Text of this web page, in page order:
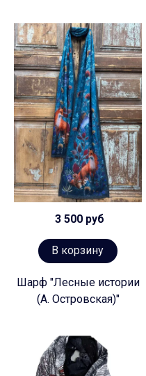
3 500 руб
В корзину
Шарф "Лесные истории
(А. Островская)"